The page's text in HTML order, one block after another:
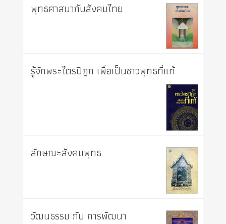
พุทธศาสนากับสังคมไทย
รู้จักพระไตรปิฎก เพื่อเป็นชาวพุทธที่แท้
ลักษณะสังคมพุทธ
วัฒนธรรม กับ การพัฒนา